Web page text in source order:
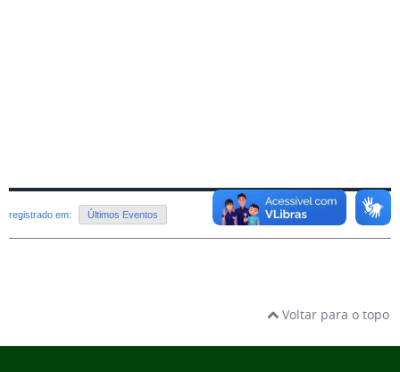
registrado em: Últimos Eventos
Voltar para o topo